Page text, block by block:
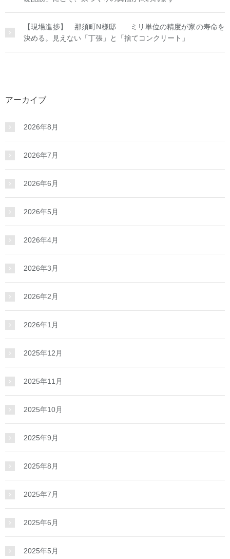
【現場進捗】 那須町N様邸 ミリ単位の精度が家の寿命を
決める。見えない「丁張」と「捨てコンクリート」
アーカイブ
2026年8月
2026年7月
2026年6月
2026年5月
2026年4月
2026年3月
2026年2月
2026年1月
2025年12月
2025年11月
2025年10月
2025年9月
2025年8月
2025年7月
2025年6月
2025年5月